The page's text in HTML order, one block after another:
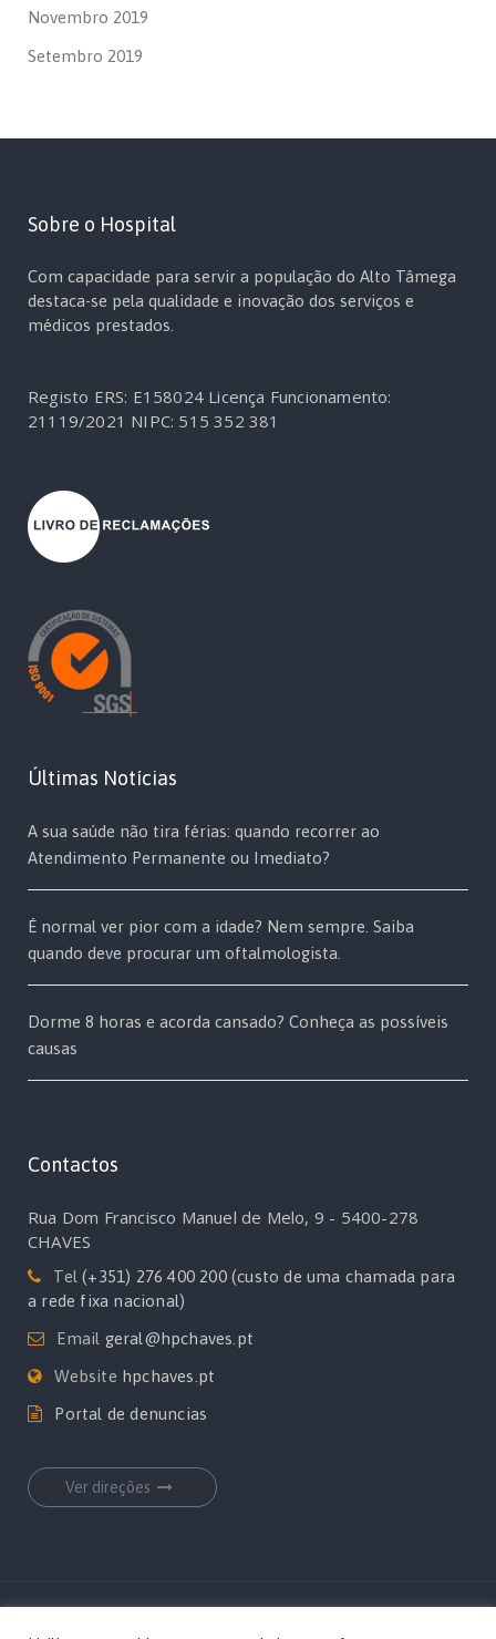
Novembro 2019
Setembro 2019
Sobre o Hospital
Com capacidade para servir a população do Alto Tâmega
destaca-se pela qualidade e inovação dos serviços e
médicos prestados.
Registo ERS: E158024 Licença Funcionamento:
21119/2021 NIPC: 515 352 381
Últimas Notícias
A sua saúde não tira férias: quando recorrer ao
Atendimento Permanente ou Imediato?
É normal ver pior com a idade? Nem sempre. Saiba
quando deve procurar um oftalmologista.
Dorme 8 horas e acorda cansado? Conheça as possíveis
causas
Contactos
Rua Dom Francisco Manuel de Melo, 9 - 5400-278
CHAVES
Tel(+351) 276 400 200 (custo de uma chamada para
a rede fixa nacional)
Email geral@hpchaves.pt
Website hpchaves.pt
Portal de denuncias
Ver direções